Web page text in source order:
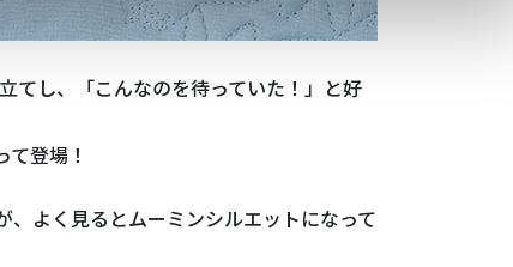
てし、「こんなのを待っていた！」と好
登場！
よく見るとムーミンシルエットになって